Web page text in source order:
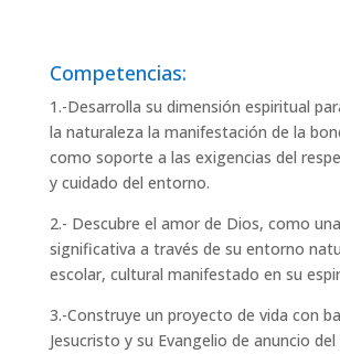
Competencias:
1.-Desarrolla su dimensión espiritual
la naturaleza la manifestación de la
como soporte a las exigencias del
y cuidado del entorno.
2.- Descubre el amor de Dios, como
significativa a través de su entorno
escolar, cultural manifestado en su
3.-Construye un proyecto de vida con
Jesucristo y su Evangelio de anuncio